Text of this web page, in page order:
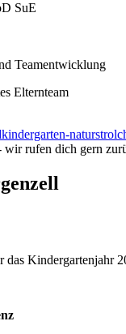
SuE
Teamentwicklung
Elternteam
wir rufen dich gern
das Kindergartenjahr